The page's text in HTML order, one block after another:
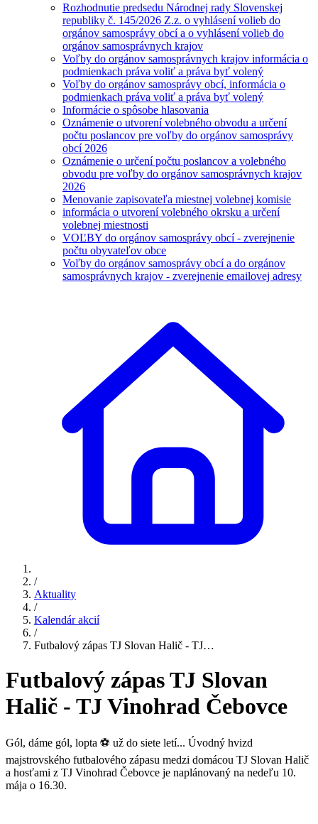
Rozhodnutie predsedu Národnej rady Slovenskej
republiky č. 145/2026 Z.z. o vyhlásení volieb do
orgánov samosprávy obcí a o vyhlásení volieb do
orgánov samosprávnych krajov
Voľby do orgánov samosprávnych krajov informácia o
podmienkach práva voliť a práva byť volený
Voľby do orgánov samosprávy obcí, informácia o
podmienkach práva voliť a práva byť volený
Informácie o spôsobe hlasovania
Oznámenie o utvorení volebného obvodu a určení
počtu poslancov pre voľby do orgánov samosprávy
obcí 2026
Oznámenie o určení počtu poslancov a volebného
obvodu pre voľby do orgánov samosprávnych krajov
2026
Menovanie zapisovateľa miestnej volebnej komisie
informácia o utvorení volebného okrsku a určení
volebnej miestnosti
VOĽBY do orgánov samosprávy obcí - zverejnenie
počtu obyvateľov obce
Voľby do orgánov samosprávy obcí a do orgánov
samosprávnych krajov - zverejnenie emailovej adresy
/
Aktuality
/
Kalendár akcií
/
Futbalový zápas TJ Slovan Halič - TJ…
Futbalový zápas TJ Slovan
Halič - TJ Vinohrad Čebovce
Gól, dáme gól, lopta ⚽ už do siete letí... Úvodný hvizd
majstrovského futbalového zápasu medzi domácou TJ Slovan Halič
a hosťami z TJ Vinohrad Čebovce je naplánovaný na nedeľu 10.
mája o 16.30.